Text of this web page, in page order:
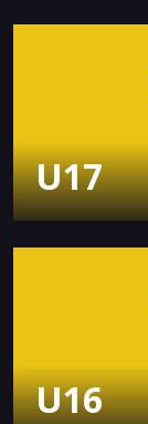
U17
U16